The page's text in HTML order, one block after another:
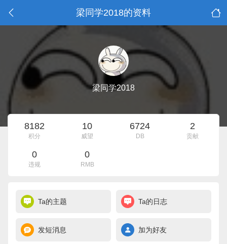
梁同学2018的资料
梁同学2018
8182
积分
10
威望
6724
DB
2
贡献
0
违规
0
RMB
Ta的主题 Ta的日志
发短消息 加为好友